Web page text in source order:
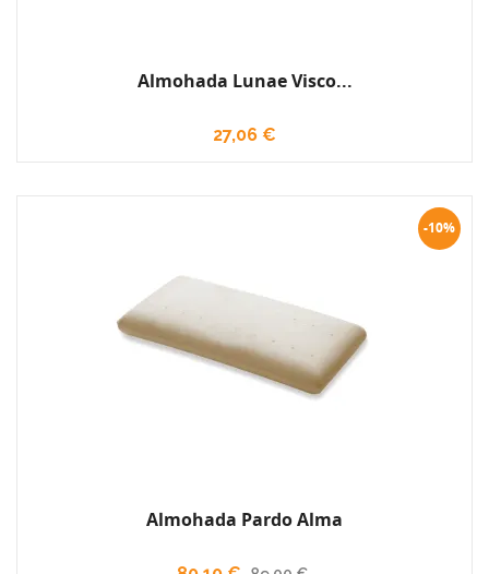
Almohada Lunae Visco...
27,06 €
-10%
Almohada Pardo Alma